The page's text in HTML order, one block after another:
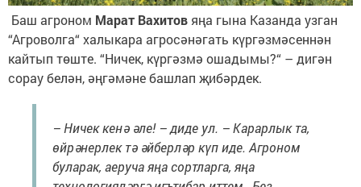
Баш агроном Марат Вахитов яңа гына Казанда узган
“Агроволга“ халыкара агросәнәгать күргәзмәсеннән
кайтып төште. “Ничек, күргәзмә ошадымы?“ – дигән
сорау белән, әңгәмәне башлап җибәрдек.
– Ничек кенә әле! – диде ул. – Карарлык та,
өйрәнерлек тә әйберләр күп иде. Агроном
буларак, аеруча яңа сортларга, яңа